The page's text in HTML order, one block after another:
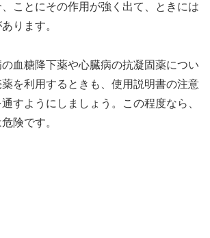
ことにその作用が強く出て、ときには
ります。
血糖降下薬や心臓病の抗凝固薬につい
を利用するときも、使用説明書の注意
すようにしましょう。この程度なら、
険です。